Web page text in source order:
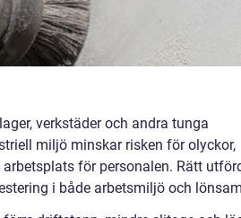
verkstäder och andra tunga
miljö minskar risken för olyckor,
för personalen. Rätt
i både arbetsmiljö och